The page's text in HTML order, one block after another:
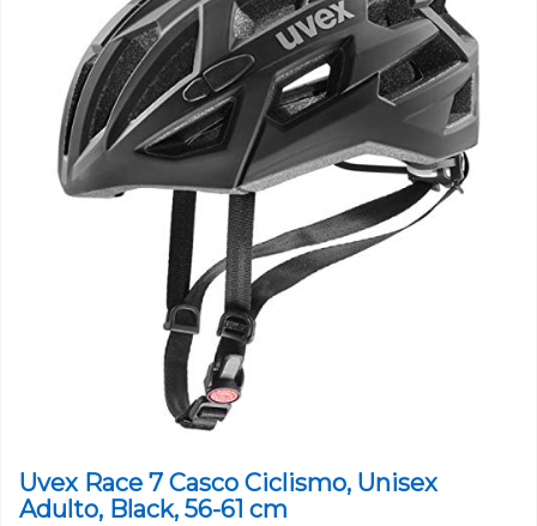
Uvex Race 7 Casco Ciclismo, Unisex
Adulto, Black, 56-61 cm